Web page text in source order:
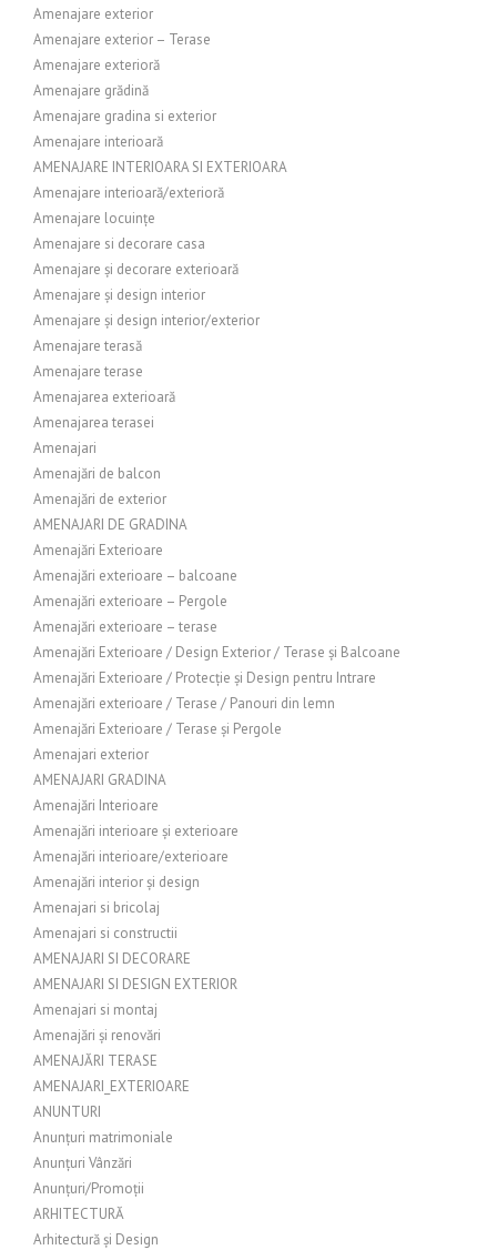
Amenajare exterior
Amenajare exterior – Terase
Amenajare exterioră
Amenajare grădină
Amenajare gradina si exterior
Amenajare interioară
AMENAJARE INTERIOARA SI EXTERIOARA
Amenajare interioară/exterioră
Amenajare locuințe
Amenajare si decorare casa
Amenajare și decorare exterioară
Amenajare și design interior
Amenajare și design interior/exterior
Amenajare terasă
Amenajare terase
Amenajarea exterioară
Amenajarea terasei
Amenajari
Amenajări de balcon
Amenajări de exterior
AMENAJARI DE GRADINA
Amenajări Exterioare
Amenajări exterioare – balcoane
Amenajări exterioare – Pergole
Amenajări exterioare – terase
Amenajări Exterioare / Design Exterior / Terase și Balcoane
Amenajări Exterioare / Protecție și Design pentru Intrare
Amenajări exterioare / Terase / Panouri din lemn
Amenajări Exterioare / Terase și Pergole
Amenajari exterior
AMENAJARI GRADINA
Amenajări Interioare
Amenajări interioare și exterioare
Amenajări interioare/exterioare
Amenajări interior și design
Amenajari si bricolaj
Amenajari si constructii
AMENAJARI SI DECORARE
AMENAJARI SI DESIGN EXTERIOR
Amenajari si montaj
Amenajări și renovări
AMENAJĂRI TERASE
AMENAJARI_EXTERIOARE
ANUNTURI
Anunțuri matrimoniale
Anunțuri Vânzări
Anunțuri/Promoții
ARHITECTURĂ
Arhitectură și Design